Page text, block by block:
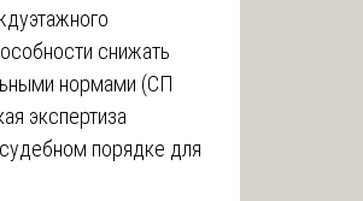
снижать
нормами (СП
экспертиза
порядке для